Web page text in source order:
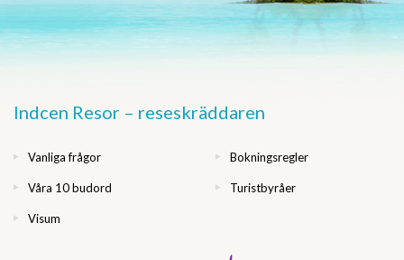
Indcen Resor – reseskräddaren
Vanliga frågor Bokningsregler
Våra 10 budord Turistbyråer
Visum